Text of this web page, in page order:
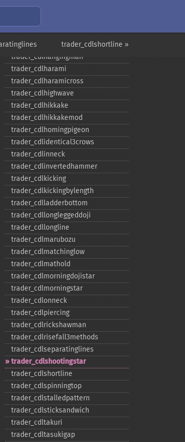
trader_cdlshortline »
trader_​cdleveningstar
trader_​cdlgravestonedoji
trader_​cdlhammer
trader_​cdlhangingman
trader_​cdlharami
trader_​cdlharamicross
trader_​cdlhighwave
trader_​cdlhikkake
trader_​cdlhikkakemod
trader_​cdlhomingpigeon
trader_​cdlidentical3crows
trader_​cdlinneck
trader_​cdlinvertedhammer
trader_​cdlkicking
trader_​cdlkickingbylength
trader_​cdlladderbottom
trader_​cdllongleggeddoji
trader_​cdllongline
trader_​cdlmarubozu
trader_​cdlmatchinglow
trader_​cdlmathold
trader_​cdlmorningdojistar
trader_​cdlmorningstar
trader_​cdlonneck
trader_​cdlpiercing
trader_​cdlrickshawman
trader_​cdlrisefall3methods
trader_​cdlseparatinglines
trader_​cdlshootingstar
trader_​cdlshortline
trader_​cdlspinningtop
trader_​cdlstalledpattern
trader_​cdlsticksandwich
trader_​cdltakuri
trader_​cdltasukigap